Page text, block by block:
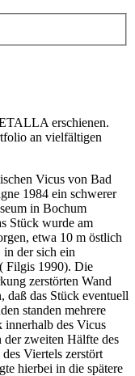
erschienen.
an vielfältigen
Vicus von Bad
1984 ein schwerer
in Bochum
Stück wurde am
etwa 10 m östlich
der sich ein
Filgis 1990). Die
zerstörten Wand
daß das Stück eventuell
standen mehrere
des Vicus
der zweiten Hälfte des
Viertels zerstört
hierbei in die spätere